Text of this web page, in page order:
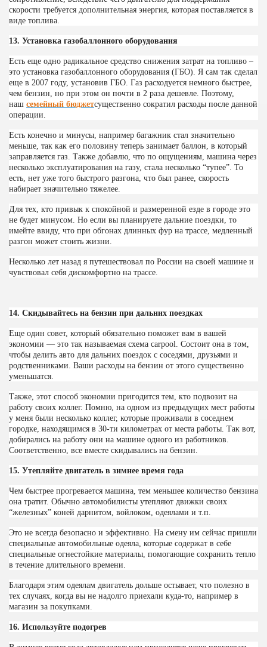
скорости требуется дополнительная энергия, которая поставляется в
виде топлива.
13. Установка газобаллонного оборудования
Есть еще одно радикальное средство снижения затрат на топливо –
это установка газобаллонного оборудования (ГБО). Я сам так сделал
еще в 2007 году, установив ГБО. Газ расходуется немного быстрее,
чем бензин, но при этом он почти в 2 раза дешевле. Поэтому,
наш семейный бюджетсущественно сократил расходы после данной
операции.
Есть конечно и минусы, например багажник стал значительно
меньше, так как его половину теперь занимает баллон, в который
заправляется газ. Также добавлю, что по ощущениям, машина через
несколько эксплуатирования на газу, стала несколько “тупее”. То
есть, нет уже того быстрого разгона, что был ранее, скорость
набирает значительно тяжелее.
Для тех, кто привык к спокойной и размеренной езде в городе это
не будет минусом. Но если вы планируете дальние поездки, то
имейте ввиду, что при обгонах длинных фур на трассе, медленный
разгон может стоить жизни.
Несколько лет назад я путешествовал по России на своей машине и
чувствовал себя дискомфортно на трассе.
14. Скидывайтесь на бензин при дальних поездках
Еще один совет, который обязательно поможет вам в вашей
экономии — это так называемая схема carpool. Состоит она в том,
чтобы делить авто для дальних поездок с соседями, друзьями и
родственниками. Ваши расходы на бензин от этого существенно
уменьшатся.
Также, этот способ экономии пригодится тем, кто подвозит на
работу своих коллег. Помню, на одном из предыдущих мест работы
у меня были несколько коллег, которые проживали в соседнем
городке, находящимся в 30-ти километрах от места работы. Так вот,
добирались на работу они на машине одного из работников.
Соответственно, все вместе скидывались на бензин.
15. Утепляйте двигатель в зимнее время года
Чем быстрее прогревается машина, тем меньшее количество бензина
она тратит. Обычно автомобилисты утепляют движки своих
“железных” коней дарнитом, войлоком, одеялами и т.п.
Это не всегда безопасно и эффективно. На смену им сейчас пришли
специальные автомобильные одеяла, которые содержат в себе
специальные огнестойкие материалы, помогающие сохранить тепло
в течение длительного времени.
Благодаря этим одеялам двигатель дольше остывает, что полезно в
тех случаях, когда вы не надолго приехали куда-то, например в
магазин за покупками.
16. Используйте подогрев